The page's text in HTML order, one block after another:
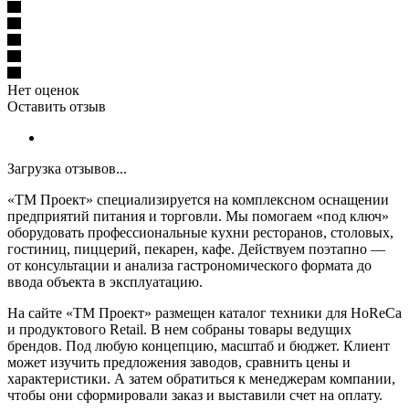
Нет оценок
Оставить отзыв
Загрузка отзывов...
«ТМ Проект» специализируется на комплексном оснащении
предприятий питания и торговли. Мы помогаем «под ключ»
оборудовать профессиональные кухни ресторанов, столовых,
гостиниц, пиццерий, пекарен, кафе. Действуем поэтапно —
от консультации и анализа гастрономического формата до
ввода объекта в эксплуатацию.
На сайте «ТМ Проект» размещен каталог техники для HoReCa
и продуктового Retail. В нем собраны товары ведущих
брендов. Под любую концепцию, масштаб и бюджет. Клиент
может изучить предложения заводов, сравнить цены и
характеристики. А затем обратиться к менеджерам компании,
чтобы они сформировали заказ и выставили счет на оплату.